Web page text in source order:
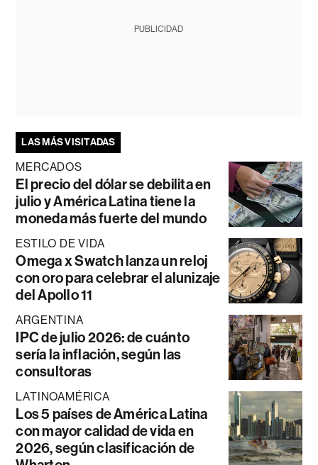
PUBLICIDAD
LAS MÁS VISITADAS
MERCADOS
El precio del dólar se debilita en
julio y América Latina tiene la
moneda más fuerte del mundo
ESTILO DE VIDA
Omega x Swatch lanza un reloj
con oro para celebrar el alunizaje
del Apollo 11
ARGENTINA
IPC de julio 2026: de cuánto
sería la inflación, según las
consultoras
LATINOAMÉRICA
Los 5 países de América Latina
con mayor calidad de vida en
2026, según clasificación de